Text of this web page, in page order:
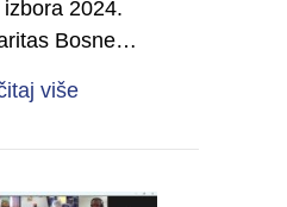
2024.
Bosne…
višeabout “Inkluzija nije